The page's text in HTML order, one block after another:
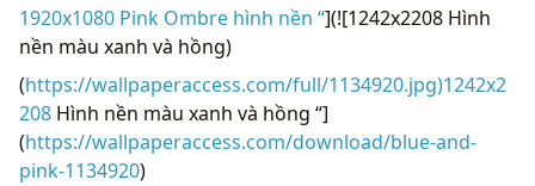
1920x1080 Pink Ombre hình nền “](![1242x2208 Hình
nền màu xanh và hồng)
(https://wallpaperaccess.com/full/1134920.jpg)1242x2
208 Hình nền màu xanh và hồng “]
(https://wallpaperaccess.com/download/blue-and-
pink-1134920)